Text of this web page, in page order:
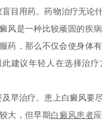
用药。药物治疗无论
风是一种比较顽固的疾
药，那么不仅会使身体
建议年轻人在选择治
治疗。患上白癜风要
大，但早期 白癜风患者